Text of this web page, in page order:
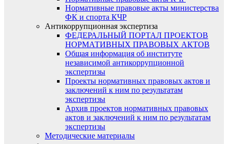
Нормативные правовые акты министерства
ФК и спорта КЧР
Антикоррупционная экспертиза
ФЕДЕРАЛЬНЫЙ ПОРТАЛ ПРОЕКТОВ
НОРМАТИВНЫХ ПРАВОВЫХ АКТОВ
Общая информация об институте
независимой антикоррупционной
экспертизы
Проекты нормативных правовых актов и
заключений к ним по результатам
экспертизы
Архив проектов нормативных правовых
актов и заключений к ним по результатам
экспертизы
Методические материалы